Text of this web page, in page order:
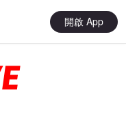
開啟 App